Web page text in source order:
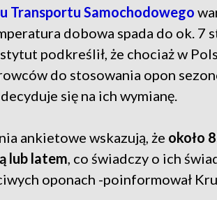
Transportu Samochodowego
dobowa spada do ok. 7
podkreślił, że chociaż w
do stosowania opon
się na ich wymianę.
ankietowe wskazują, że około
lub latem, co świadczy o ich
oponach -poinformował